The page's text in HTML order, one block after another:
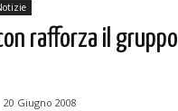
rafforza il gruppo
20 Giugno 2008